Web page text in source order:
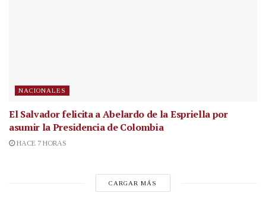
NACIONALES
El Salvador felicita a Abelardo de la Espriella por
asumir la Presidencia de Colombia
HACE 7 HORAS
CARGAR MÁS